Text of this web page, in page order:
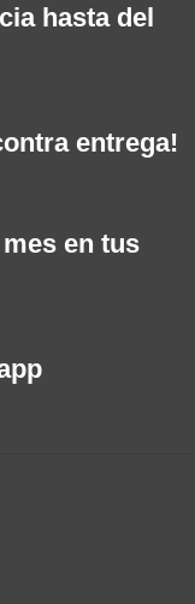
hasta del
entrega!
en tus